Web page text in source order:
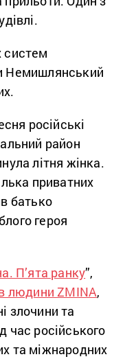
систем
Немишлянський
російські
район
літня жінка.
приватних
батько
героя
П’ята ранку”,
людини ZMINA,
злочини та
час російського
та міжнародних